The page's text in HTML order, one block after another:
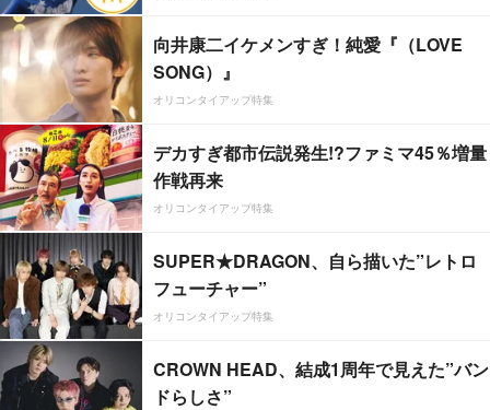
向井康二イケメンすぎ！純愛『（LOVE
SONG）』
オリコンタイアップ特集
デカすぎ都市伝説発生!?ファミマ45％増量
作戦再来
オリコンタイアップ特集
SUPER★DRAGON、自ら描いた”レトロ
フューチャー”
オリコンタイアップ特集
CROWN HEAD、結成1周年で見えた”バン
ドらしさ”